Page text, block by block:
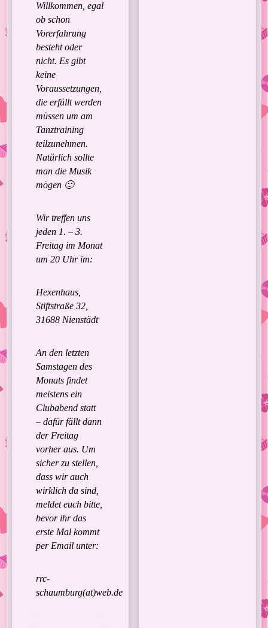
Willkommen, egal
ob schon
Vorerfahrung
besteht oder
nicht. Es gibt
keine
Voraussetzungen,
die erfüllt werden
müssen um am
Tanztraining
teilzunehmen.
Natürlich sollte
man die Musik
mögen 🙂
Wir treffen uns
jeden 1. – 3.
Freitag im Monat
um 20 Uhr im:
Hexenhaus,
Stiftstraße 32,
31688 Nienstädt
An den letzten
Samstagen des
Monats findet
meistens ein
Clubabend statt
– dafür fällt dann
der Freitag
vorher aus. Um
sicher zu stellen,
dass wir auch
wirklich da sind,
meldet euch bitte,
bevor ihr das
erste Mal kommt
per Email unter:
rrc-
schaumburg(at)web.de